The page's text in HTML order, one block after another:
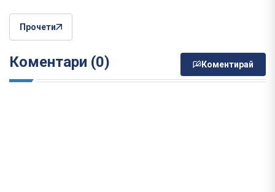
Прочети
Коментари (0) Коментирай